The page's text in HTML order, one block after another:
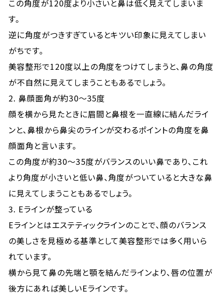
この角度が120度より小さいと鼻は低く見えてしまいま
す。
逆に角度がつきすぎているとキツい印象に見えてしまい
がちです。
美容整形で120度以上の角度をつけてしまうと、鼻の角度
が不自然に見えてしまうこともあるでしょう。
2. 鼻顔面角が約30〜35度
顔を横から見たときに眉間と鼻根を一直線に結んだライ
ンと、鼻根から鼻尖のラインが交わるポイントの角度を鼻
顔面角と言います。
この角度が約30〜35度がバランスのいい鼻であり、これ
より角度が小さいと低い鼻、角度がついていると大きな鼻
に見えてしまうこともあるでしょう。
3. Eラインが整っている
Eラインとはエステティックラインのことで、顔のバランス
の美しさを見極める基準として美容整形では多く用いら
れています。
横から見て鼻の先端と顎を結んだラインより、唇の位置が
後方にあれば美しいEラインです。